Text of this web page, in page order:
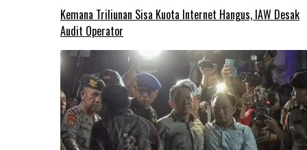
Kemana Triliunan Sisa Kuota Internet Hangus, IAW Desak
Audit Operator